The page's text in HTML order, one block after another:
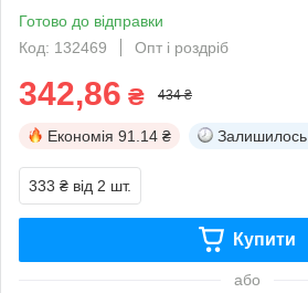
Готово до відправки
Код: 132469
Опт і роздріб
342,86 ₴ 434 ₴
Економія 91.14 ₴ Залишилось
333 ₴ від 2 шт.
Купити
або